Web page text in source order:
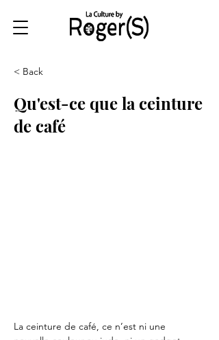
< Back
Qu'est-ce que la ceinture
de café
La ceinture de café, ce n’est ni une